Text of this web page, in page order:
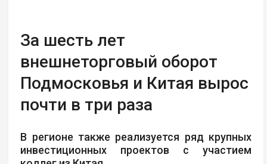
За шесть лет
внешнеторговый оборот
Подмосковья и Китая вырос
почти в три раза
В регионе также реализуется ряд крупных
инвестиционных проектов с участием